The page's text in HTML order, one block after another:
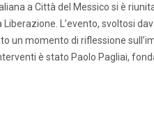
a Città del Messico si è
Liberazione. L’evento, svoltosi
un momento di riflessione
è stato Paolo Pagliai,